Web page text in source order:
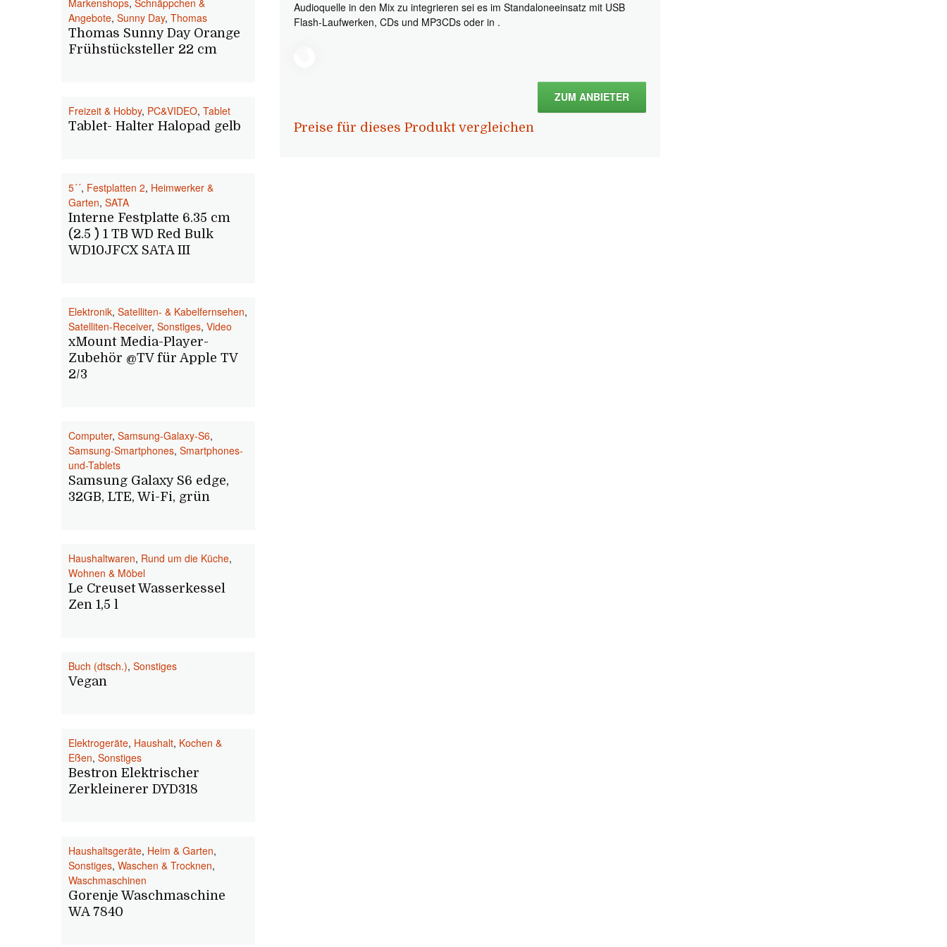
Audioquelle in den Mix zu integrieren sei es im Standaloneeinsatz mit USB
Flash-Laufwerken, CDs und MP3CDs oder in .
ZUM ANBIETER
Preise für dieses Produkt vergleichen
Markenshops, Schnäppchen &
Angebote, Sunny Day, Thomas
Thomas Sunny Day Orange
Frühstücksteller 22 cm
Freizeit & Hobby, PC&VIDEO, Tablet
Tablet- Halter Halopad gelb
5´´, Festplatten 2, Heimwerker &
Garten, SATA
Interne Festplatte 6.35 cm
(2.5 ´´) 1 TB WD Red Bulk
WD10JFCX SATA III
Elektronik, Satelliten- & Kabelfernsehen,
Satelliten-Receiver, Sonstiges, Video
xMount Media-Player-
Zubehör @TV für Apple TV
2/3
Computer, Samsung-Galaxy-S6,
Samsung-Smartphones, Smartphones-
und-Tablets
Samsung Galaxy S6 edge,
32GB, LTE, Wi-Fi, grün
Haushaltwaren, Rund um die Küche,
Wohnen & Möbel
Le Creuset Wasserkessel
Zen 1,5 l
Buch (dtsch.), Sonstiges
Vegan
Elektrogeräte, Haushalt, Kochen &
Eßen, Sonstiges
Bestron Elektrischer
Zerkleinerer DYD318
Haushaltsgeräte, Heim & Garten,
Sonstiges, Waschen & Trocknen,
Waschmaschinen
Gorenje Waschmaschine
WA 7840